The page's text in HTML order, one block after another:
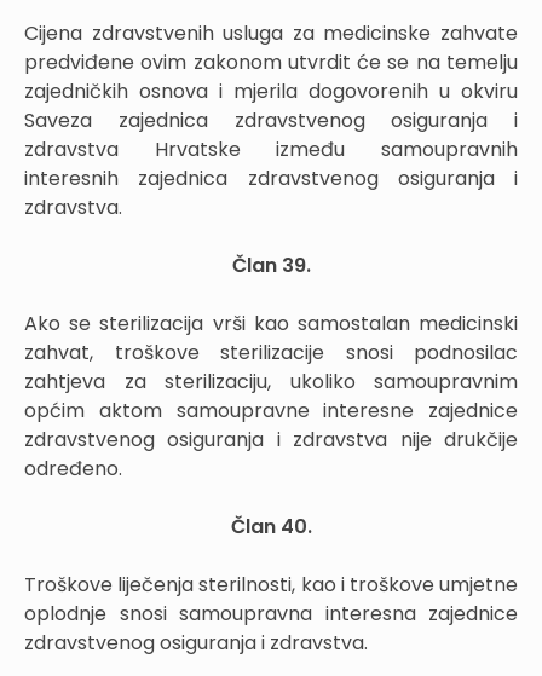
Cijena zdravstvenih usluga za medicinske zahvate
predviđene ovim zakonom utvrdit će se na temelju
zajedničkih osnova i mjerila dogovorenih u okviru
Saveza zajednica zdravstvenog osiguranja i
zdravstva Hrvatske između samoupravnih
interesnih zajednica zdravstvenog osiguranja i
zdravstva.
Član 39.
Ako se sterilizacija vrši kao samostalan medicinski
zahvat, troškove sterilizacije snosi podnosilac
zahtjeva za sterilizaciju, ukoliko samoupravnim
općim aktom samoupravne interesne zajednice
zdravstvenog osiguranja i zdravstva nije drukčije
određeno.
Član 40.
Troškove liječenja sterilnosti, kao i troškove umjetne
oplodnje snosi samoupravna interesna zajednice
zdravstvenog osiguranja i zdravstva.